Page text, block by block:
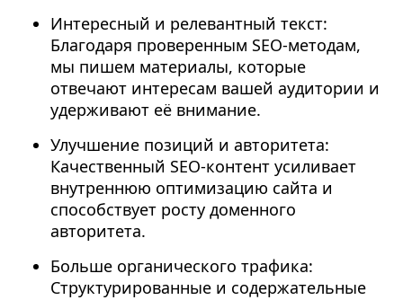
Интересный и релевантный текст:
Благодаря проверенным SEO-методам,
мы пишем материалы, которые
отвечают интересам вашей аудитории и
удерживают её внимание.
Улучшение позиций и авторитета:
Качественный SEO-контент усиливает
внутреннюю оптимизацию сайта и
способствует росту доменного
авторитета.
Больше органического трафика:
Структурированные и содержательные